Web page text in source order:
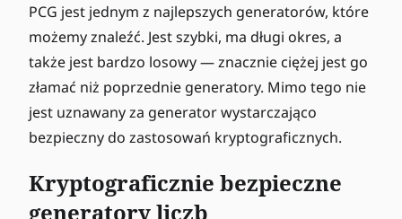
1
3
6
2
3
8
6
6
9
5
0
8
8
PCG jest jednym z najlepszych generatorów, które
możemy znaleźć. Jest szybki, ma długi okres, a
także jest bardzo losowy — znacznie ciężej jest go
złamać niż poprzednie generatory. Mimo tego nie
jest uznawany za generator wystarczająco
bezpieczny do zastosowań kryptograficznych.
Kryptograficznie bezpieczne
generatory liczb